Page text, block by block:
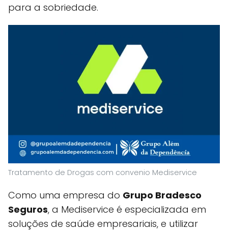
para a sobriedade.
Tratamento de Drogas com convenio Mediservice
Como uma empresa do Grupo Bradesco
Seguros, a Mediservice é especializada em
soluções de saúde empresariais, e utilizar